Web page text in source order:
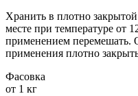
Хранить в плотно
месте при температуре от
применением перемешать.
применения плотно
Фасовка
от 1 кг